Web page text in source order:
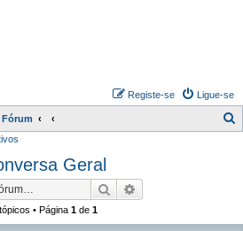
Ligue-se
Registe-se
i
Geral
Pesquisar
• Página 1 de 1